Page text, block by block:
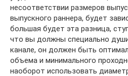
несоответствии размеров
выпускного раннера, будет
большая будет эта разница,
что вы должны специально
канале, он должен быть
объема и минимального
наоборот использовать